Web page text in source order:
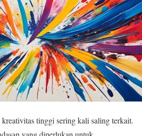
tinggi sering kali saling terkait.